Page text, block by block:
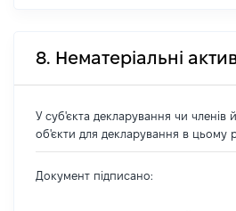
8. Нематеріальні
У суб'єкта декларування чи членів
об'єкти для декларування в цьому
Документ підписано: